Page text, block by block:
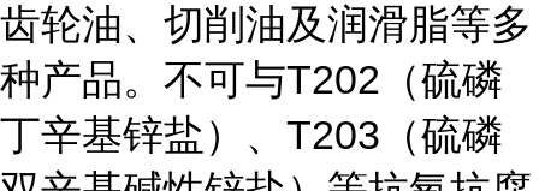
齿轮油、切削油及润滑脂等多
种产品。不可与T202（硫磷
丁辛基锌盐）、T203（硫磷